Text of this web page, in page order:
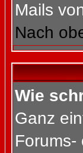
Mails
Nach
Wie
Ganz